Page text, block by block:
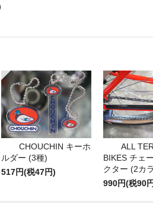
CHOUCHIN キーホ
ルダー (3種)
517円(税47円)
ALL
BIKES チェ
クター (2カ
990円(税90